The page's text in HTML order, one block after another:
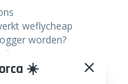
weflycheap
worden?
vragen
☀️